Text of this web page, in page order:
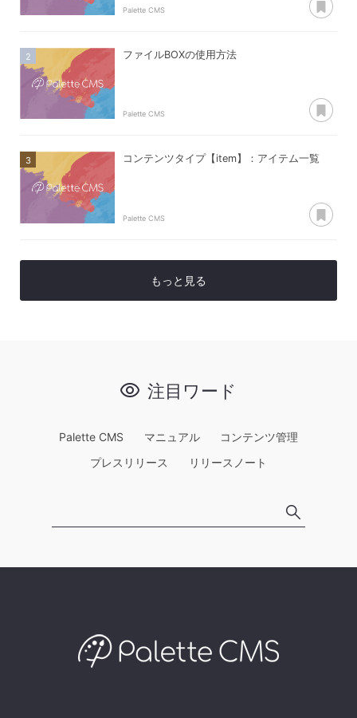
Palette CMS
ファイルBOXの使用方法
Palette CMS
コンテンツタイプ【item】：アイテム一覧
Palette CMS
もっと見る
注目ワード
Palette CMS マニュアル
コンテンツ管理
プレスリリース
リリースノート